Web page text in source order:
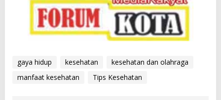
gaya hidup kesehatan
kesehatan dan olahraga
manfaat kesehatan
Tips Kesehatan